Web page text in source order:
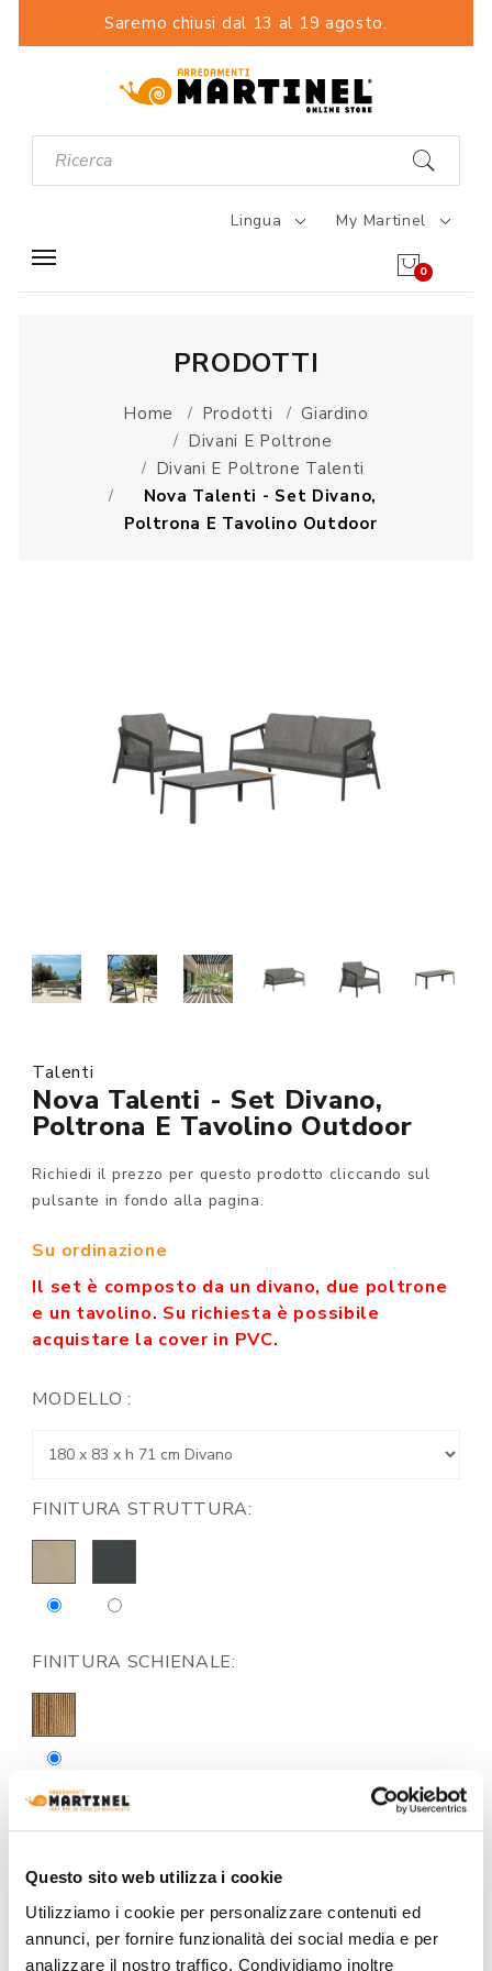
Questo sito web utilizza i cookie
Utilizziamo i cookie per personalizzare contenuti ed
annunci, per fornire funzionalità dei social media e per
analizzare il nostro traffico. Condividiamo inoltre
Saremo chiusi dal 13 al 19 agosto.
Lingua My Martinel
0
PRODOTTI
Home Prodotti
Giardino
Divani E Poltrone
Divani E Poltrone Talenti
Nova Talenti - Set Divano,
Poltrona E Tavolino Outdoor
Talenti
Nova Talenti - Set Divano,
Poltrona E Tavolino Outdoor
Richiedi il prezzo per questo prodotto cliccando sul
pulsante in fondo alla pagina.
Su ordinazione
Il set è composto da un divano, due poltrone
e un tavolino. Su richiesta è possibile
acquistare la cover in PVC.
MODELLO :
FINITURA STRUTTURA:
FINITURA SCHIENALE:
FINITURA CUSCINI: